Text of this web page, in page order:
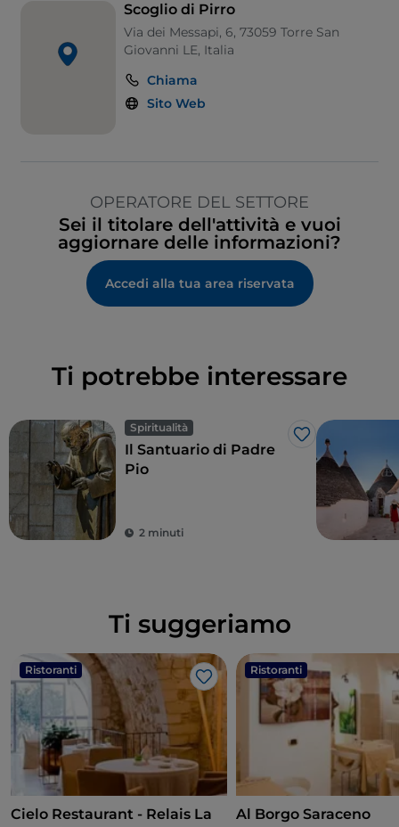
Scoglio di Pirro
Via dei Messapi, 6, 73059 Torre San
Giovanni LE, Italia
Chiama
Sito Web
OPERATORE DEL SETTORE
Sei il titolare dell'attività e vuoi
aggiornare delle informazioni?
Accedi alla tua area riservata
Ti potrebbe interessare
Spiritualità
Like
Il Santuario di Padre
Pio
2 minuti
Ti suggeriamo
Ristoranti
Like
Cielo Restaurant - Relais La
Ristoranti
Al Borgo Saraceno